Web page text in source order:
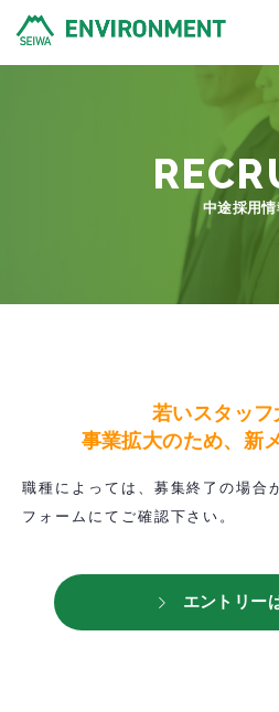
中途採用情
若いスタッ
事業拡大のため、新
職種によっては、募集終了の場合
フォームにてご確認下さい。
エントリー